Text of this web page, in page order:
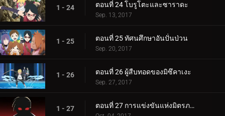
1 - 24 ตอนที่ 24 โบรูโตะและซาราดะ
Sep. 13, 2017
1 - 25 ตอนที่ 25 ทัศนศึกษาอันปั่นป่วน
Sep. 20, 2017
1 - 26 ตอนที่ 26 ผู้สืบทอดของมิซึคาเงะ
Sep. 27, 2017
1 - 27 ตอนที่ 27 การแข่งขันแห่งมิตรภาพของชิโนบิ